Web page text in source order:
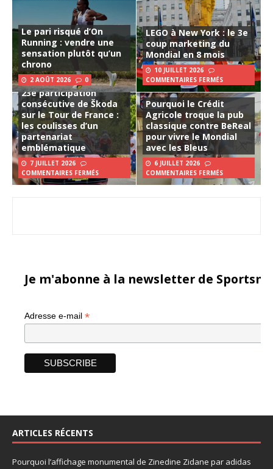
Le pari risqué d’On
Running : vendre une
sensation plutôt qu’un
chrono
2 AOÛT 2026 0
LEGO à New York : le 3e
coup marketing du
Mondial en 8 mois
10 JUILLET 2026
COMMENTAIRES FERMÉS
23e participation
consécutive de Škoda
sur le Tour de France :
les coulisses d’un
partenariat
emblématique
7 JUILLET 2026
COMMENTAIRES FERMÉS
Pourquoi le Crédit
Agricole troque la pub
classique contre BeReal
pour vivre le Mondial
avec les Bleus
6 JUILLET 2026
COMMENTAIRES FERMÉS
Je m'abonne à la newsletter de
Adresse e-mail *
ARTICLES RÉCENTS
Pourquoi l’affichage monumental de Zinedine Zidane par adidas